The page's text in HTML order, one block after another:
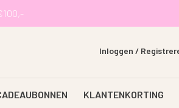
KLANTENKORTING
Inloggen /